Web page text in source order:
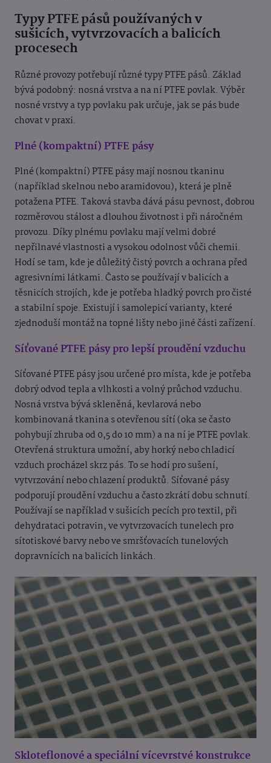
Typy PTFE pásů používaných v
sušicích, vytvrzovacích a balicích
procesech
Různé provozy potřebují různé typy PTFE pásů. Základ
bývá podobný: nosná vrstva a na ní PTFE povlak. Výběr
nosné vrstvy a typ povlaku pak určuje, jak se pás bude
chovat v praxi.
Plné (kompaktní) PTFE pásy
Plné (kompaktní) PTFE pásy mají nosnou tkaninu
(například skelnou nebo aramidovou), která je plně
potažena PTFE. Taková stavba dává pásu pevnost, dobrou
rozměrovou stálost a dlouhou životnost i při náročném
provozu. Díky plnému povlaku mají velmi dobré
nepřilnavé vlastnosti a vysokou odolnost vůči chemii.
Hodí se tam, kde je důležitý čistý povrch a ochrana před
agresivními látkami. Často se používají v balicích a
těsnicích strojích, kde je potřeba hladký povrch pro čisté
a stabilní spoje. Existují i samolepicí varianty, které
zjednoduší montáž na topné lišty nebo jiné části zařízení.
Síťované PTFE pásy pro lepší proudění vzduchu
Síťované PTFE pásy jsou určené pro místa, kde je potřeba
dobrý odvod tepla a vlhkosti a volný průchod vzduchu.
Nosná vrstva bývá skleněná, kevlarová nebo
kombinovaná tkanina s otevřenou sítí (oka se často
pohybují zhruba od 0,5 do 10 mm) a na ní je PTFE povlak.
Otevřená struktura umožní, aby horký nebo chladicí
vzduch procházel skrz pás. To se hodí pro sušení,
vytvrzování nebo chlazení produktů. Síťované pásy
podporují proudění vzduchu a často zkrátí dobu schnutí.
Používají se například v sušicích pecích pro textil, při
dehydrataci potravin, ve vytvrzovacích tunelech pro
sítotiskové barvy nebo ve smršťovacích tunelových
dopravnících na balicích linkách.
Skloteflonové a speciální vícevrstvé konstrukce